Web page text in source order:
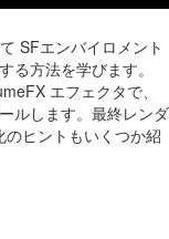
SFエンバイロメント
る方法を学びます。
エフェクタで、
ルします。最終レンダ
ヒントもいくつか紹